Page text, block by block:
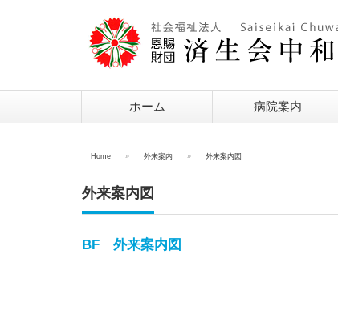
ホーム 病院案内
Home » 外来案内 » 外来案内図
外来案内図
BF 外来案内図